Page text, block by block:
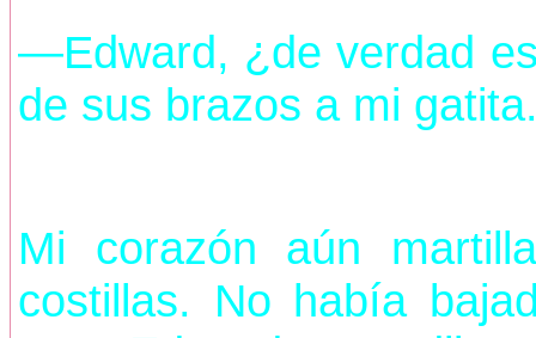
—Edward, ¿de verdad
de sus brazos a mi
Mi corazón aún
costillas. No había